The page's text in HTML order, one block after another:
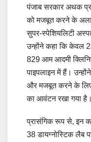
पंजाब सरकार अथक
को मजबूत करने के
सुपर-स्पेशियलिटी
उन्होंने कहा कि केवल
829 आम आदमी
पाइपलाइन में हैं।
और मजबूत करने के लिए
का आवंटन रखा गया है।
प्रासंगिक रूप से, इन
38 डायग्नोस्टिक लैब